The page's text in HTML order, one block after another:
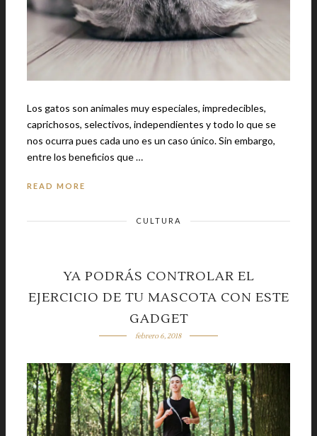
Los gatos son animales muy especiales, impredecibles,
caprichosos, selectivos, independientes y todo lo que se
nos ocurra pues cada uno es un caso único. Sin embargo,
entre los beneficios que …
READ MORE
CULTURA
YA PODRÁS CONTROLAR EL
EJERCICIO DE TU MASCOTA CON ESTE
GADGET
febrero 6, 2018